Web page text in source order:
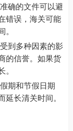
确的文件可以避
错误，海关可能
到多种因素的影
的信誉。如果货
期和节假日期
长清关时间。